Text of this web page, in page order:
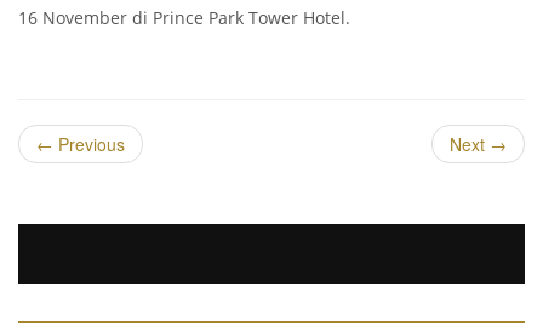
16 November di Prince Park Tower Hotel.
← Previous Next →